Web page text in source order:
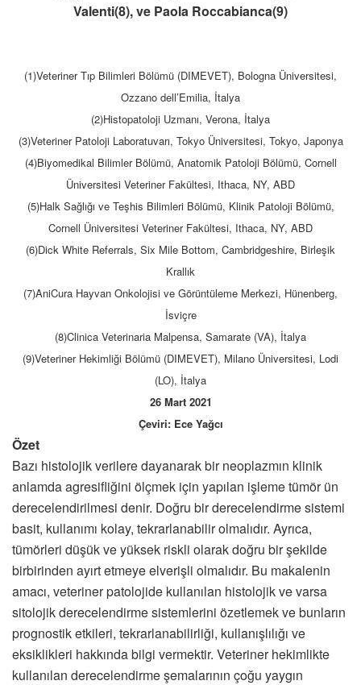
Valenti(8), ve Paola Roccabianca(9)
(1)Veteriner Tıp Bilimleri Bölümü (DIMEVET), Bologna Üniversitesi,
Ozzano dell’Emilia, İtalya
(2)Histopatoloji Uzmanı, Verona, İtalya
(3)Veteriner Patoloji Laboratuvarı, Tokyo Üniversitesi, Tokyo, Japonya
(4)Biyomedikal Bilimler Bölümü, Anatomik Patoloji Bölümü, Cornell
Üniversitesi Veteriner Fakültesi, Ithaca, NY, ABD
(5)Halk Sağlığı ve Teşhis Bilimleri Bölümü, Klinik Patoloji Bölümü,
Cornell Üniversitesi Veteriner Fakültesi, Ithaca, NY, ABD
(6)Dick White Referrals, Six Mile Bottom, Cambridgeshire, Birleşik
Krallık
(7)AniCura Hayvan Onkolojisi ve Görüntüleme Merkezi, Hünenberg,
İsviçre
(8)Clinica Veterinaria Malpensa, Samarate (VA), İtalya
(9)Veteriner Hekimliği Bölümü (DIMEVET), Milano Üniversitesi, Lodi
(LO), İtalya
26 Mart 2021
Çeviri: Ece Yağcı
Özet
Bazı histolojik verilere dayanarak bir neoplazmın klinik
anlamda agresifliğini ölçmek için yapılan işleme tümör ün
derecelendirilmesi denir. Doğru bir derecelendirme sistemi
basit, kullanımı kolay, tekrarlanabilir olmalıdır. Ayrıca,
tümörleri düşük ve yüksek riskli olarak doğru bir şekilde
birbirinden ayırt etmeye elverişli olmalıdır. Bu makalenin
amacı, veteriner patolojide kullanılan histolojik ve varsa
sitolojik derecelendirme sistemlerini özetlemek ve bunların
prognostik etkileri, tekrarlanabilirliği, kullanışlılığı ve
eksiklikleri hakkında bilgi vermektir. Veteriner hekimlikte
kullanılan derecelendirme şemalarının çoğu yaygın